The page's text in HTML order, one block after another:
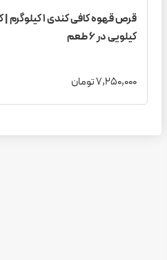
کیلویی در ۶ طعم
7,250,000 تومان